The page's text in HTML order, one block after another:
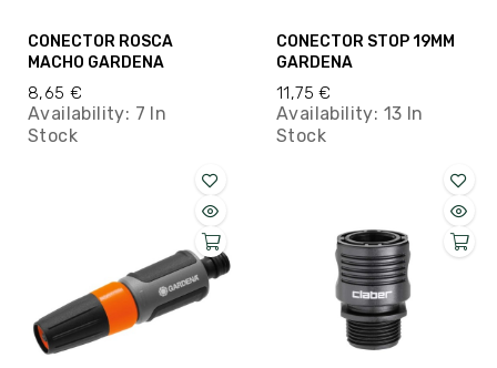
CONECTOR ROSCA
MACHO GARDENA
8,65 €
Availability: 7 In
Stock
CONECTOR STOP 19MM
GARDENA
11,75 €
Availability: 13 In
Stock